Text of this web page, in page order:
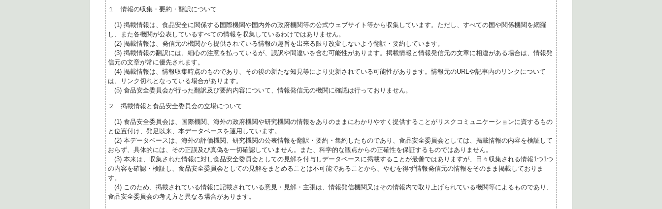
１ 情報の収集・要約・翻訳について
(1) 掲載情報は、食品安全に関係する国際機関や国内外の政府機関等の公式ウェブサイト等から収集しています。ただし、すべての国や関係機関を網羅
し、また各機関が公表しているすべての情報を収集しているわけではありません。
(2) 掲載情報は、発信元の機関から提供されている情報の趣旨を出来る限り改変しないよう翻訳・要約しています。
(3) 掲載情報の翻訳には、細心の注意を払っているが、誤訳や間違いを含む可能性があります。掲載情報と情報発信元の文章に相違がある場合は、情報発
信元の文章が常に優先されます。
(4) 掲載情報は、情報収集時点のものであり、その後の新たな知見等により更新されている可能性があります。情報元のURLや記事内のリンクについて
は、リンク切れとなっている場合があります。
(5) 食品安全委員会が行った翻訳及び要約内容について、情報発信元の機関に確認は行っておりません。
２ 掲載情報と食品安全委員会の立場について
(1) 食品安全委員会は、国際機関、海外の政府機関や研究機関の情報をありのままにわかりやすく提供することがリスクコミュニケーションに資するもの
と位置付け、発足以来、本データベースを運用しています。
(2) 本データベースは、海外の評価機関、研究機関の公表情報を翻訳・要約・集約したものであり、食品安全委員会としては、掲載情報の内容を検証して
おらず、具体的には、その正誤及び真偽を一切確認していません。また、科学的な観点からの正確性を保証するものではありません。
(3) 本来は、収集された情報に対し食品安全委員会としての見解を付与しデータベースに掲載することが最善ではありますが、日々収集される情報1つ1つ
の内容を確認・検証し、食品安全委員会としての見解をまとめることは不可能であることから、やむを得ず情報発信元の情報をそのまま掲載しておりま
す。
(4) このため、掲載されている情報に記載されている意見・見解・主張は、情報発信機関又はその情報内で取り上げられている機関等によるものであり、
食品安全委員会の考え方と異なる場合があります。